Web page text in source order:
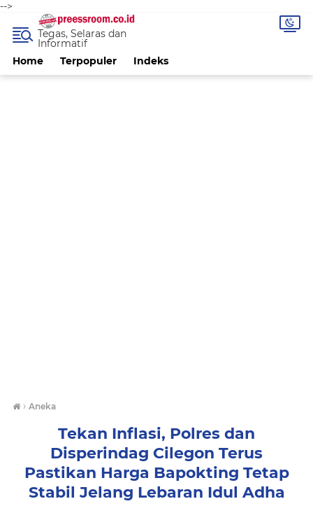
-->
Home Terpopuler Indeks
Tegas, Selaras dan
Informatif
› Aneka
Tekan Inflasi, Polres dan
Disperindag Cilegon Terus
Pastikan Harga Bapokting Tetap
Stabil Jelang Lebaran Idul Adha